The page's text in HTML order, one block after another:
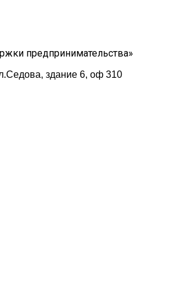
предпринимательства»
здание 6, оф 310